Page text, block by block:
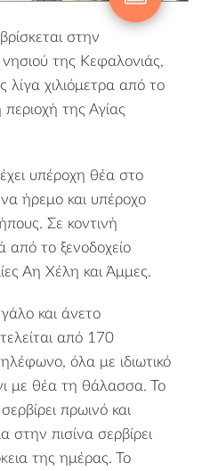
βρίσκεται στην
της Κεφαλονιάς,
λίγα χιλιόμετρα από το
της Αγίας
έχει υπέροχη θέα στο
ήρεμο και υπέροχο
Σε κοντινή
από το ξενοδοχείο
Αη Χέλη και Άμμες.
και άνετο
από 170
όλα με ιδιωτικό
με θέα τη θάλασσα. Το
πρωινό και
στην πισίνα σερβίρει
της ημέρας. Το